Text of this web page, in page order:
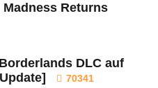
Returns
DLC auf
70341